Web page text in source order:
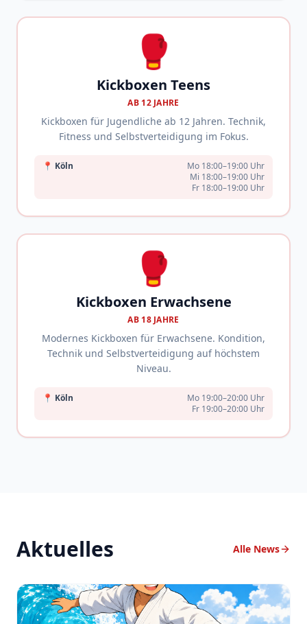
🥊
Kickboxen Teens
AB 12 JAHRE
Kickboxen für Jugendliche ab 12 Jahren. Technik,
Fitness und Selbstverteidigung im Fokus.
📍 Köln
Mo 18:00–19:00 Uhr
Mi 18:00–19:00 Uhr
Fr 18:00–19:00 Uhr
🥊
Kickboxen Erwachsene
AB 18 JAHRE
Modernes Kickboxen für Erwachsene. Kondition,
Technik und Selbstverteidigung auf höchstem
Niveau.
📍 Köln
Mo 19:00–20:00 Uhr
Fr 19:00–20:00 Uhr
Aktuelles Alle News